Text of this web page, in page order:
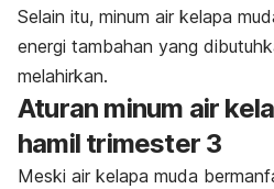
Selain itu, minum air kelapa
energi tambahan yang
melahirkan.
Aturan minum air
hamil trimester 3
Meski air kelapa muda